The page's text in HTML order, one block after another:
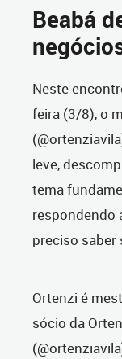
Beabá
Neste
feira (3/8), o
leve,
tema
respondendo
preciso
Ortenzi é
sócio da